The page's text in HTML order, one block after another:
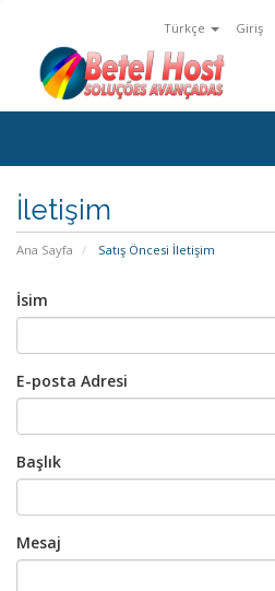
Türkçe Giriş
İletişim
Ana Sayfa Satış Öncesi İletişim
İsim
E-posta Adresi
Başlık
Mesaj